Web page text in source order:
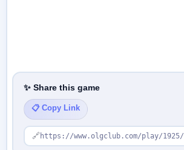
✨ Share this game
📋 Copy Link
🔗 https://www.olgclub.com/play/1925/